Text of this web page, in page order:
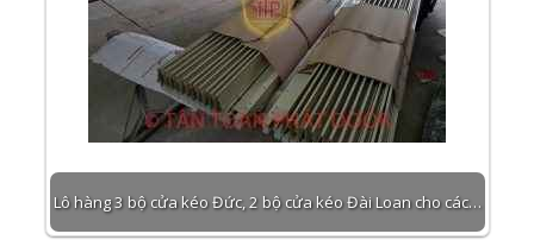
Lô hàng 3 bộ cửa kéo Đức, 2 bộ cửa kéo Đài Loan cho các…